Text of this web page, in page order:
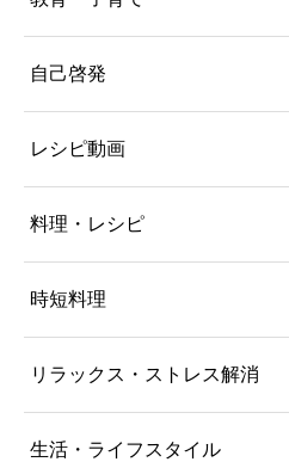
自己啓発
レシピ動画
料理・レシピ
時短料理
リラックス・ストレス解消
生活・ライフスタイル